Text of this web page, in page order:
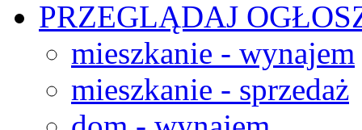
PRZEGLĄDAJ
mieszkanie - wynajem
mieszkanie - sprzedaż